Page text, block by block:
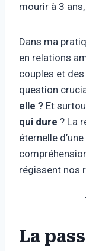
mourir à 3
Dans ma
en relations
couples et
question
elle ? Et
qui dure ? La
éternelle
régissent nos
La